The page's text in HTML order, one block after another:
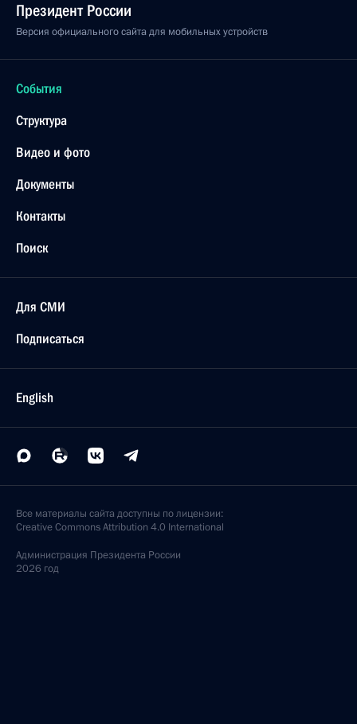
Президент России
Версия официального сайта для мобильных устройств
События
Структура
Видео и фото
Документы
Контакты
Поиск
Для СМИ
Подписаться
English
Все материалы сайта доступны по лицензии:
Creative Commons Attribution 4.0 International
Администрация Президента России
2026 год